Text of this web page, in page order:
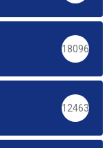
18096
12463